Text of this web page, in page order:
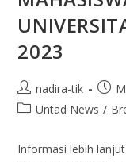
2023
nadira-tik
Untad News /
Informasi lebih